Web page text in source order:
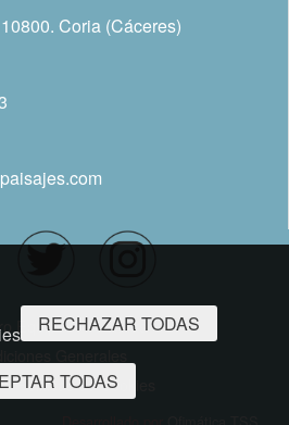
Coria (Cáceres)
Equipo
Oficinas
Politicas de Cookies
RECHAZAR TODAS
TODAS